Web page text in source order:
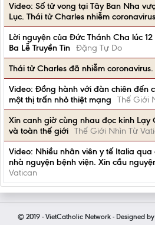
Video: Số tử vong tại Tây Ban Nha
Lục. Thái tử Charles nhiễm coronavirus
Lời nguyện của Đức Thánh Cha lúc
Ba Lễ Truyền Tin Đặng Tự Do
Thái tử Charles đã nhiễm coronavirus.
Video: Đồng hành với đàn chiên đến
một thị trấn nhỏ thiệt mạng
Thế Giới
Xin canh giờ cùng nhau đọc kinh Lạy
và toàn thế giới Thế Giới Nhìn Từ
Video: Nhiều nhân viên y tế Italia
nhà nguyện bệnh viện. Xin cầu
Vatican
© 2019 - VietCatholic Network - Designed